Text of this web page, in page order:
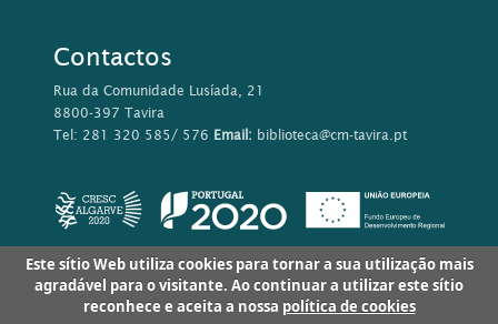
Contactos
Rua da Comunidade Lusíada, 21
8800-397 Tavira
Tel: 281 320 585/ 576 Email: biblioteca@cm-tavira.pt
Este sítio Web utiliza cookies para tornar a sua utilização mais
agradável para o visitante. Ao continuar a utilizar este sítio
reconhece e aceita a nossa política de cookies